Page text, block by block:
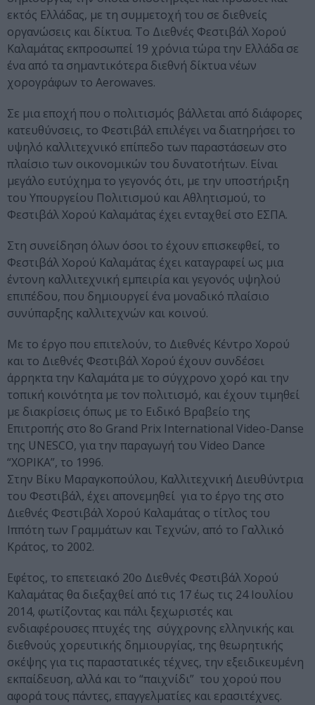
εκτός Ελλάδας, με τη συμμετοχή του σε διεθνείς
οργανώσεις και δίκτυα. Το Διεθνές Φεστιβάλ Χορού
Καλαμάτας εκπροσωπεί 19 χρόνια τώρα την Ελλάδα σε
ένα από τα σημαντικότερα διεθνή δίκτυα νέων
χορογράφων το Aerowaves.
Σε μια εποχή που ο πολιτισμός βάλλεται από διάφορες
κατευθύνσεις, το Φεστιβάλ επιλέγει να διατηρήσει το
υψηλό καλλιτεχνικό επίπεδο των παραστάσεων στο
πλαίσιο των οικονομικών του δυνατοτήτων. Είναι
μεγάλο ευτύχημα το γεγονός ότι, με την υποστήριξη
του Υπουργείου Πολιτισμού και Αθλητισμού, το
Φεστιβάλ Χορού Καλαμάτας έχει ενταχθεί στο ΕΣΠΑ.
Στη συνείδηση όλων όσοι το έχουν επισκεφθεί, το
Φεστιβάλ Χορού Καλαμάτας έχει καταγραφεί ως μια
έντονη καλλιτεχνική εμπειρία και γεγονός υψηλού
επιπέδου, που δημιουργεί ένα μοναδικό πλαίσιο
συνύπαρξης καλλιτεχνών και κοινού.
Με το έργο που επιτελούν, το Διεθνές Κέντρο Χορού
και το Διεθνές Φεστιβάλ Χορού έχουν συνδέσει
άρρηκτα την Καλαμάτα με το σύγχρονο χορό και την
τοπική κοινότητα με τον πολιτισμό, και έχουν τιμηθεί
με διακρίσεις όπως με το Ειδικό Βραβείο της
Επιτροπής στο 8ο Grand Prix International Video-Danse
της UNESCO, για την παραγωγή του Video Dance
“ΧΟΡΙΚΑ”, το 1996.
Στην Βίκυ Μαραγκοπούλου, Καλλιτεχνική Διευθύντρια
του Φεστιβάλ, έχει απονεμηθεί για το έργο της στο
Διεθνές Φεστιβάλ Χορού Καλαμάτας ο τίτλος του
Ιππότη των Γραμμάτων και Τεχνών, από το Γαλλικό
Κράτος, το 2002.
Εφέτος, το επετειακό 20ο Διεθνές Φεστιβάλ Χορού
Καλαμάτας θα διεξαχθεί από τις 17 έως τις 24 Ιουλίου
2014, φωτίζοντας και πάλι ξεχωριστές και
ενδιαφέρουσες πτυχές της σύγχρονης ελληνικής και
διεθνούς χορευτικής δημιουργίας, της θεωρητικής
σκέψης για τις παραστατικές τέχνες, την εξειδικευμένη
εκπαίδευση, αλλά και το “παιχνίδι” του χορού που
αφορά τους πάντες, επαγγελματίες και ερασιτέχνες.